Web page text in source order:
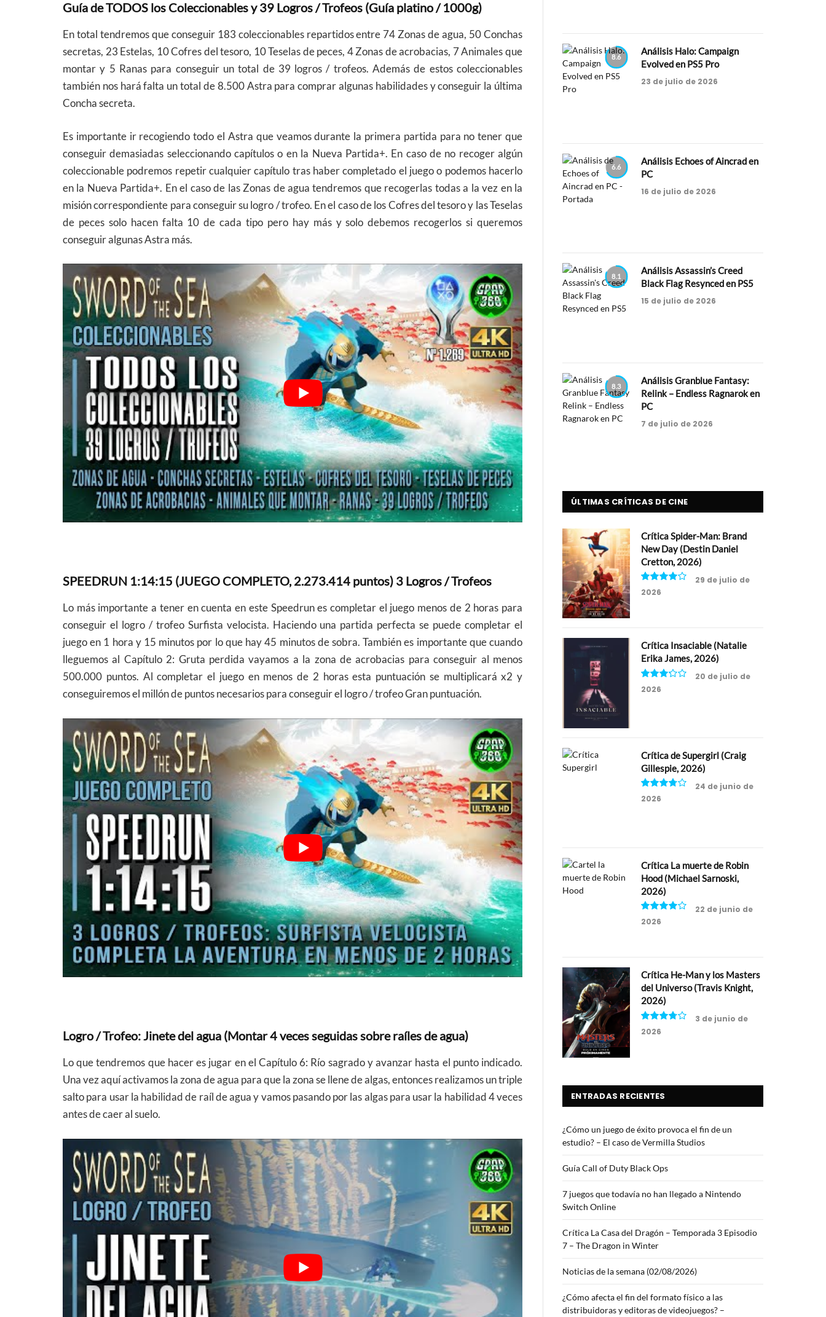
Guía de TODOS los Coleccionables y 39 Logros / Trofeos (Guía platino / 1000g)
En total tendremos que conseguir 183 coleccionables repartidos entre 74 Zonas de agua, 50 Conchas
secretas, 23 Estelas, 10 Cofres del tesoro, 10 Teselas de peces, 4 Zonas de acrobacias, 7 Animales que
montar y 5 Ranas para conseguir un total de 39 logros / trofeos. Además de estos coleccionables
también nos hará falta un total de 8.500 Astra para comprar algunas habilidades y conseguir la última
Concha secreta.
Es importante ir recogiendo todo el Astra que veamos durante la primera partida para no tener que
conseguir demasiadas seleccionando capítulos o en la Nueva Partida+. En caso de no recoger algún
coleccionable podremos repetir cualquier capítulo tras haber completado el juego o podemos hacerlo
en la Nueva Partida+. En el caso de las Zonas de agua tendremos que recogerlas todas a la vez en la
misión correspondiente para conseguir su logro / trofeo. En el caso de los Cofres del tesoro y las Teselas
de peces solo hacen falta 10 de cada tipo pero hay más y solo debemos recogerlos si queremos
conseguir algunas Astra más.
SPEEDRUN 1:14:15 (JUEGO COMPLETO, 2.273.414 puntos) 3 Logros / Trofeos
Lo más importante a tener en cuenta en este Speedrun es completar el juego menos de 2 horas para
conseguir el logro / trofeo Surfista velocista. Haciendo una partida perfecta se puede completar el
juego en 1 hora y 15 minutos por lo que hay 45 minutos de sobra. También es importante que cuando
lleguemos al Capítulo 2: Gruta perdida vayamos a la zona de acrobacias para conseguir al menos
500.000 puntos. Al completar el juego en menos de 2 horas esta puntuación se multiplicará x2 y
conseguiremos el millón de puntos necesarios para conseguir el logro / trofeo Gran puntuación.
Logro / Trofeo: Jinete del agua (Montar 4 veces seguidas sobre raíles de agua)
Lo que tendremos que hacer es jugar en el Capítulo 6: Río sagrado y avanzar hasta el punto indicado.
Una vez aquí activamos la zona de agua para que la zona se llene de algas, entonces realizamos un triple
salto para usar la habilidad de raíl de agua y vamos pasando por las algas para usar la habilidad 4 veces
antes de caer al suelo.
8.6
Análisis Halo: Campaign
Evolved en PS5 Pro
23 de julio de 2026
6.6
Análisis Echoes of Aincrad en
PC
16 de julio de 2026
8.1
Análisis Assassin’s Creed
Black Flag Resynced en PS5
15 de julio de 2026
8.3
Análisis Granblue Fantasy:
Relink – Endless Ragnarok en
PC
7 de julio de 2026
ÚLTIMAS CRÍTICAS DE CINE
Crítica Spider-Man: Brand
New Day (Destin Daniel
Cretton, 2026)
8
29 de julio de
2026
Crítica Insaciable (Natalie
Erika James, 2026)
6.5
20 de julio de
2026
Crítica de Supergirl (Craig
Gillespie, 2026)
7.5
24 de junio de
2026
Crítica La muerte de Robin
Hood (Michael Sarnoski,
2026)
8
22 de junio de
2026
Crítica He-Man y los Masters
del Universo (Travis Knight,
2026)
7.5
3 de junio de
2026
ENTRADAS RECIENTES
¿Cómo un juego de éxito provoca el fin de un
estudio? – El caso de Vermilla Studios
Guía Call of Duty Black Ops
7 juegos que todavía no han llegado a Nintendo
Switch Online
Crítica La Casa del Dragón – Temporada 3 Episodio
7 – The Dragon in Winter
Noticias de la semana (02/08/2026)
¿Cómo afecta el fin del formato físico a las
distribuidoras y editoras de videojuegos? –